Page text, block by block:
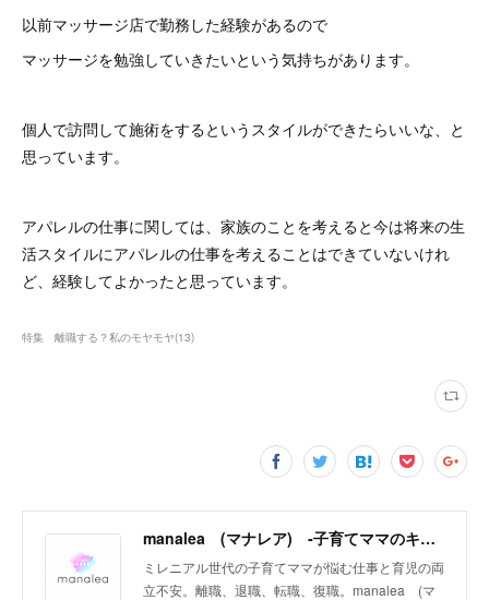
以前マッサージ店で勤務した経験があるので
マッサージを勉強していきたいという気持ちがあります。
個人で訪問して施術をするというスタイルができたらいいな、と
思っています。
アパレルの仕事に関しては、家族のことを考えると今は将来の生
活スタイルにアパレルの仕事を考えることはできていないけれ
ど、経験してよかったと思っています。
特集 離職する？私のモヤモヤ(13)
manalea (マナレア) ‐子育てママのキャリアサポートメディア‐
ミレニアル世代の子育てママが悩む仕事と育児の両
立不安。離職、退職、転職、復職。manalea (マ